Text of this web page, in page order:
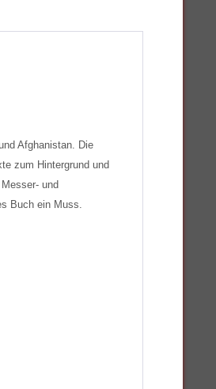
Afghanistan. Die
zum Hintergrund und
und
Buch ein Muss.